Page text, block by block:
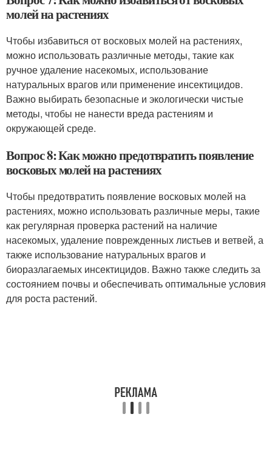
молей на растениях
Чтобы избавиться от восковых молей на растениях,
можно использовать различные методы, такие как
ручное удаление насекомых, использование
натуральных врагов или применение инсектицидов.
Важно выбирать безопасные и экологически чистые
методы, чтобы не нанести вреда растениям и
окружающей среде.
Вопрос 8: Как можно предотвратить появление
восковых молей на растениях
Чтобы предотвратить появление восковых молей на
растениях, можно использовать различные меры, такие
как регулярная проверка растений на наличие
насекомых, удаление поврежденных листьев и ветвей, а
также использование натуральных врагов и
биоразлагаемых инсектицидов. Важно также следить за
состоянием почвы и обеспечивать оптимальные условия
для роста растений.